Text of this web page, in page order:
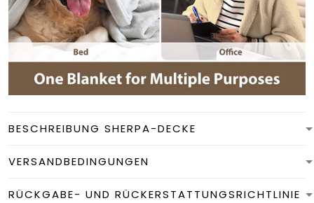
BESCHREIBUNG SHERPA-DECKE
VERSANDBEDINGUNGEN
RÜCKGABE- UND RÜCKERSTATTUNGSRICHTLINIE